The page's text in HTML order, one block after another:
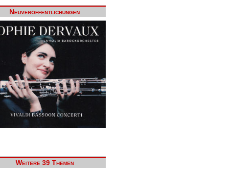
Neuveröffentlichungen
Weitere 39 Themen